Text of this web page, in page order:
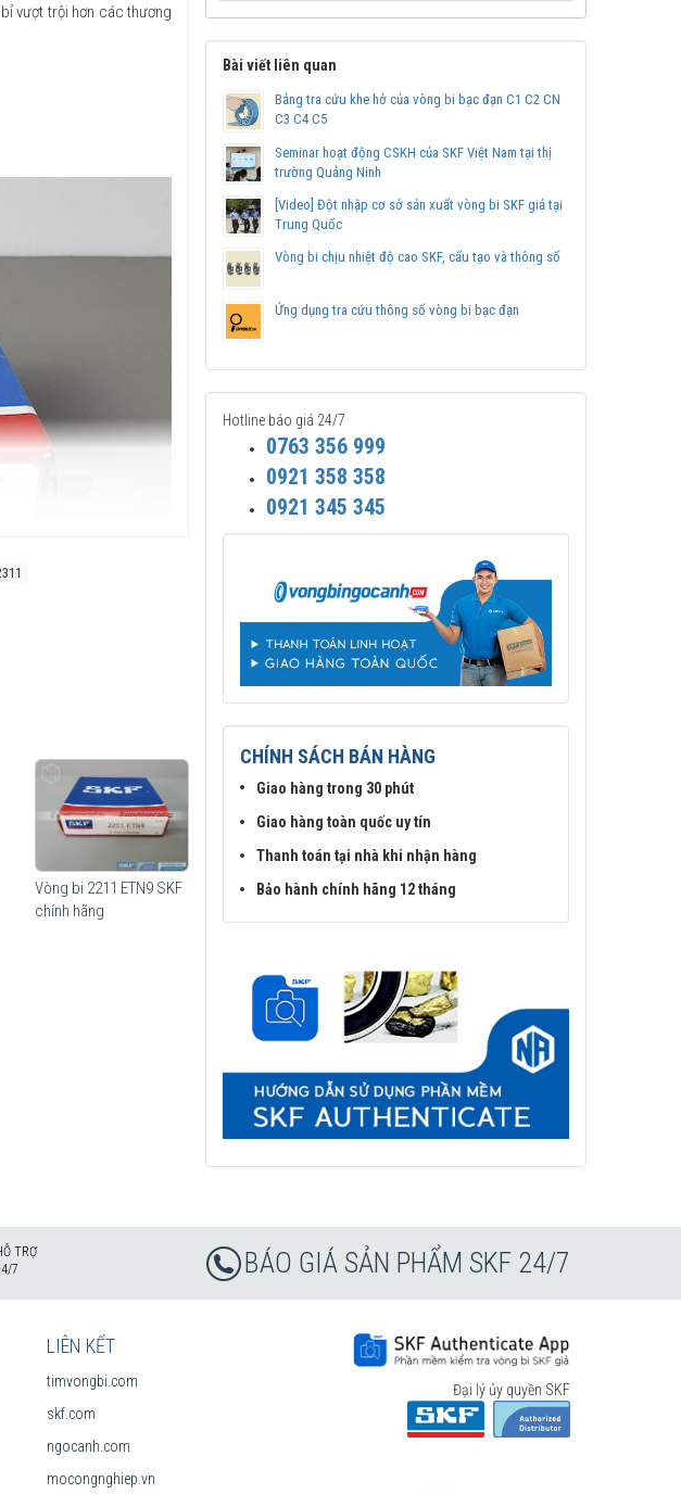
vượt trội hơn các thương
trong cả các điều kiện
lần so với các sản phẩm
Vòng bi 2211 ETN9 SKF
chính hãng
Bài viết liên quan
Bảng tra cứu khe hở của vòng bi bạc đạn C1 C2 CN
C3 C4 C5
Seminar hoạt động CSKH của SKF Việt Nam tại thị
trường Quảng Ninh
[Video] Đột nhập cơ sở sản xuất vòng bi SKF giả tại
Trung Quốc
Vòng bi chịu nhiệt độ cao SKF, cấu tạo và thông số
Ứng dụng tra cứu thông số vòng bi bạc đạn
Hotline báo giá 24/7
0763 356 999
0921 358 358
0921 345 345
CHÍNH SÁCH BÁN HÀNG
Giao hàng trong 30 phút
Giao hàng toàn quốc uy tín
Thanh toán tại nhà khi nhận hàng
Bảo hành chính hãng 12 tháng
TRỢ
7
BÁO GIÁ SẢN PHẨM SKF 24/7
LIÊN KẾT
timvongbi.com
skf.com
ngocanh.com
mocongnghiep.vn
Đại lý ủy quyền SKF